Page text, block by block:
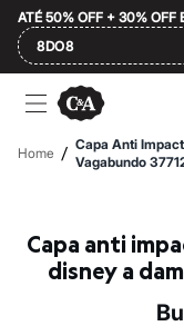
ATÉ 50% OFF + 30% OFF
8DO8
Ofertas
Compre por
Feminino
Masculino
Plus Size
2 calçados por
2 peças por R$199
3 lingeries por R$99
3 itens de beleza
Home / Capa Anti
Vagabundo
Capa anti impacto slim rosa iphone 12 mini
disney a